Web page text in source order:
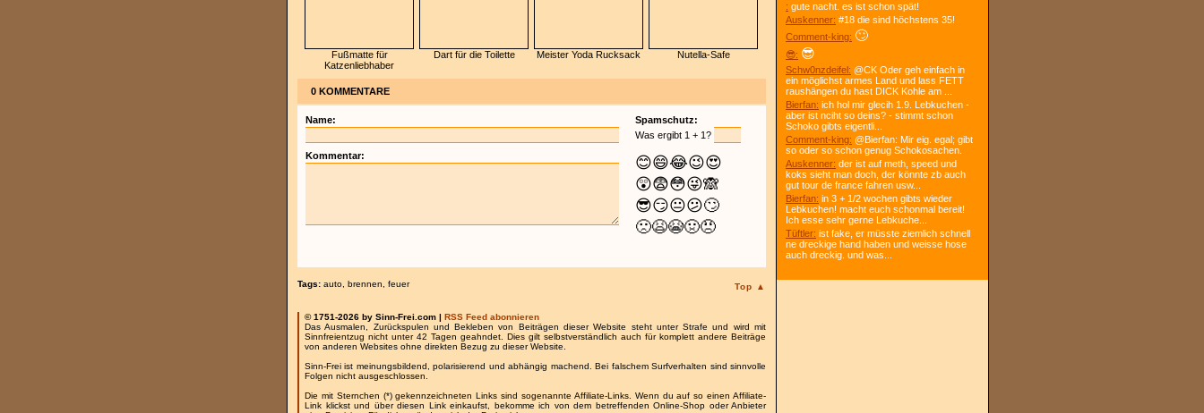
Fußmatte für
Katzenliebhaber
Dart für die Toilette Meister Yoda Rucksack Nutella-Safe
0 KOMMENTARE
Spamschutz:
Was ergibt 1 + 1?
😊😄😂😉😍
😲😨😳😜🙈
😎😏😐😕🙄
🙁😫😭🤢😠
Name:
Kommentar:
Top ▲
Tags: auto brennen feuer
© 1751-2026 by Sinn-Frei.com | RSS Feed abonnieren
Das Ausmalen, Zurückspulen und Bekleben von Beiträgen dieser Website steht unter Strafe und wird mit
Sinnfreientzug nicht unter 42 Tagen geahndet. Dies gilt selbstverständlich auch für komplett andere Beiträge
von anderen Websites ohne direkten Bezug zu dieser Website.
Sinn-Frei ist meinungsbildend, polarisierend und abhängig machend. Bei falschem Surfverhalten sind sinnvolle
Folgen nicht ausgeschlossen.
Die mit Sternchen (*) gekennzeichneten Links sind sogenannte Affiliate-Links. Wenn du auf so einen Affiliate-
Link klickst und über diesen Link einkaufst, bekomme ich von dem betreffenden Online-Shop oder Anbieter
: gute nacht. es ist schon spät!
Auskenner: #18 die sind höchstens 35!
Comment-king: 🙄
😎: 😎
Schw0nzdeifel: @CK Oder geh einfach in
ein möglichst armes Land und lass FETT
raushängen du hast DICK Kohle am ...
Bierfan: ich hol mir glecih 1.9. Lebkuchen -
aber ist nciht so deins? - stimmt schon
Schoko gibts eigentli...
Comment-king: @Bierfan: Mir eig. egal; gibt
so oder so schon genug Schokosachen.
Auskenner: der ist auf meth, speed und
koks sieht man doch, der könnte zb auch
gut tour de france fahren usw...
Bierfan: in 3 + 1/2 wochen gibts wieder
Lebkuchen! macht euch schonmal bereit!
Ich esse sehr gerne Lebkuche...
Tüftler: ist fake, er müsste ziemlich schnell
ne dreckige hand haben und weisse hose
auch dreckig. und was...